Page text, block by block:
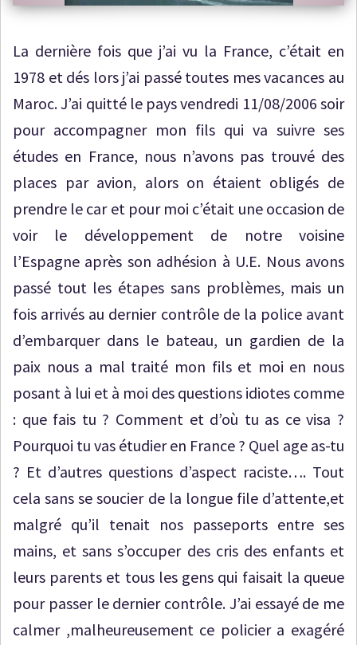
La dernière fois que j’ai vu la France, c’était en
1978 et dés lors j’ai passé toutes mes vacances au
Maroc. J’ai quitté le pays vendredi 11/08/2006 soir
pour accompagner mon fils qui va suivre ses
études en France, nous n’avons pas trouvé des
places par avion, alors on étaient obligés de
prendre le car et pour moi c’était une occasion de
voir le développement de notre voisine
l’Espagne après son adhésion à U.E. Nous avons
passé tout les étapes sans problèmes, mais un
fois arrivés au dernier contrôle de la police avant
d’embarquer dans le bateau, un gardien de la
paix nous a mal traité mon fils et moi en nous
posant à lui et à moi des questions idiotes comme
: que fais tu ? Comment et d’où tu as ce visa ?
Pourquoi tu vas étudier en France ? Quel age as-tu
? Et d’autres questions d’aspect raciste…. Tout
cela sans se soucier de la longue file d’attente,et
malgré qu’il tenait nos passeports entre ses
mains, et sans s’occuper des cris des enfants et
leurs parents et tous les gens qui faisait la queue
pour passer le dernier contrôle. J’ai essayé de me
calmer ,malheureusement ce policier a exagéré